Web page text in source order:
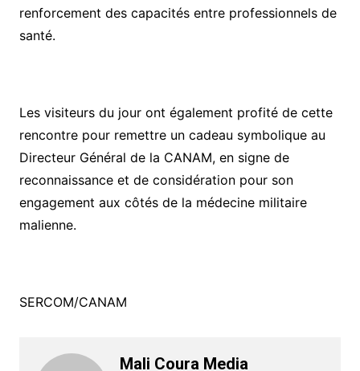
renforcement des capacités entre professionnels de
santé.
Les visiteurs du jour ont également profité de cette
rencontre pour remettre un cadeau symbolique au
Directeur Général de la CANAM, en signe de
reconnaissance et de considération pour son
engagement aux côtés de la médecine militaire
malienne.
SERCOM/CANAM
Mali Coura Media